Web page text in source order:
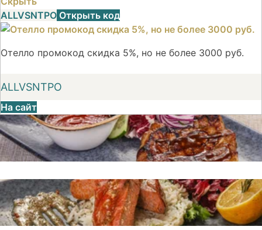
ALLVSNTPO Открыть код
Отелло промокод скидка 5%, но не более 3000 руб.
ALLVSNTPO
На сайт